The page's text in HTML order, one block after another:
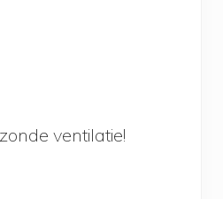
ventilatie!